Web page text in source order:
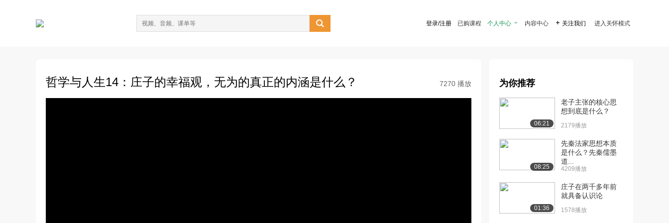
 登录/注册 已购课程 个人中心  内容中心  关注我们 进入关怀模式
哲学与人生14：庄子的幸福观，无为的真正的内涵是什么？ 7270 播放 为你推荐
06:21
老子主张的核心思
想到底是什么？
2179播放
08:25
先秦法家思想本质
是什么？先秦儒墨
道...
4209播放
01:36
庄子在两千多年前
就具备认识论
1578播放